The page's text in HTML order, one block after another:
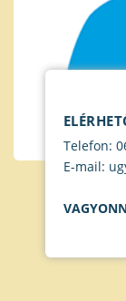
Telefon:
E-mail: